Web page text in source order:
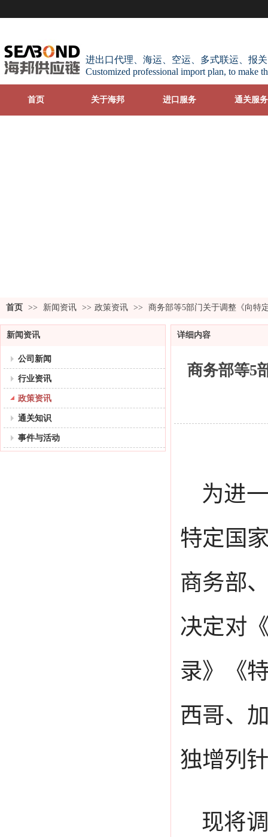
进出口代理、海运、空运、多式联运、报
Customized professional import plan, to make
首页 关于海邦 进口服务 通关服务
首页 >> 新闻资讯 >> 政策资讯 >> 商务部等5部门关于调整《向特
新闻资讯
公司新闻
行业资讯
政策资讯
通关知识
事件与活动
详细内容
商务部等5
为进
特定国
商务部
决定对
录》《
西哥、
独增列
现将